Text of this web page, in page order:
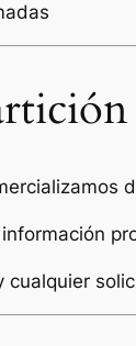
cualquier